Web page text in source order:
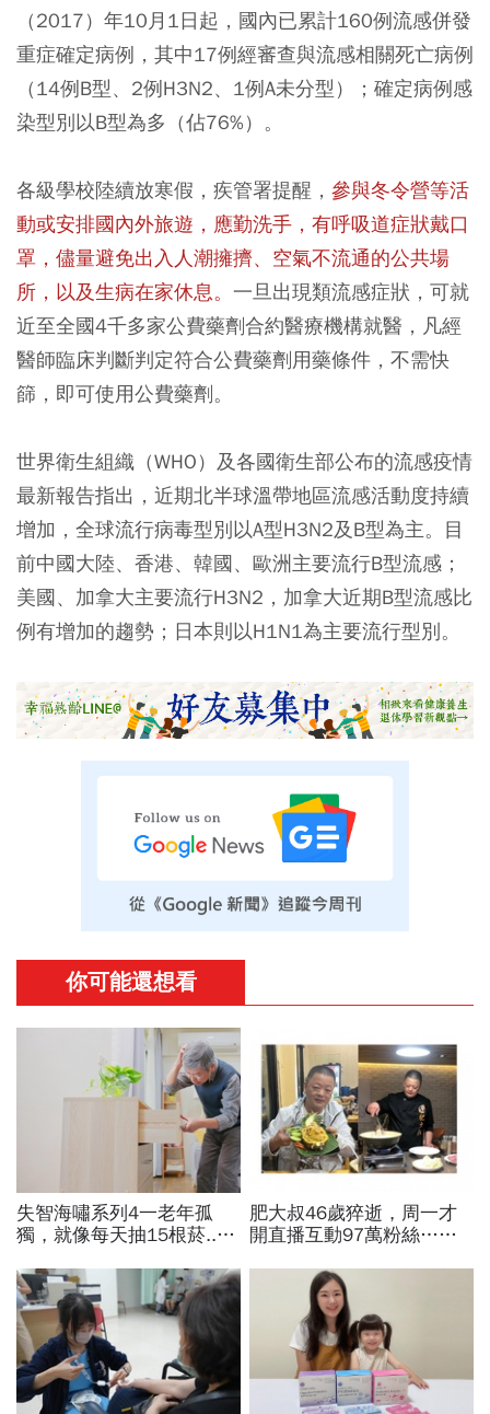
（2017）年10月1日起，國內已累計160例流感併發
重症確定病例，其中17例經審查與流感相關死亡病例
（14例B型、2例H3N2、1例A未分型）；確定病例感
染型別以B型為多（佔76%）。
各級學校陸續放寒假，疾管署提醒， 參與冬令營等活
動或安排國內外旅遊，應勤洗手，有呼吸道症狀戴口
罩，儘量避免出入人潮擁擠、空氣不流通的公共場
所，以及生病在家休息。 一旦出現類流感症狀，可就
近至全國4千多家公費藥劑合約醫療機構就醫，凡經
醫師臨床判斷判定符合公費藥劑用藥條件，不需快
篩，即可使用公費藥劑。
世界衛生組織（WHO）及各國衛生部公布的流感疫情
最新報告指出，近期北半球溫帶地區流感活動度持續
增加，全球流行病毒型別以A型H3N2及B型為主。目
前中國大陸、香港、韓國、歐洲主要流行B型流感；
美國、加拿大主要流行H3N2，加拿大近期B型流感比
例有增加的趨勢；日本則以H1N1為主要流行型別。